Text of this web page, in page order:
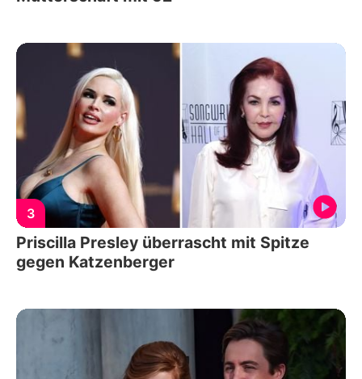
3
Priscilla Presley überrascht mit Spitze
gegen Katzenberger